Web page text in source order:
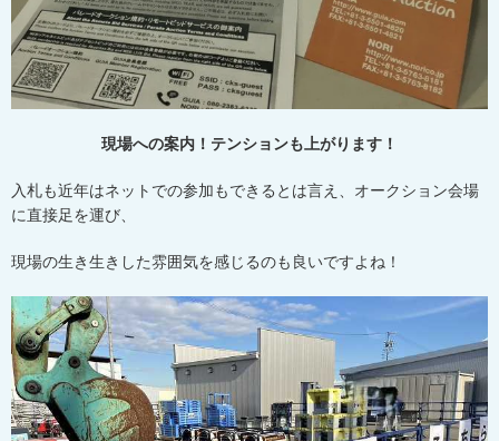
現場への案内！テンションも上がります！
入札も近年はネットでの参加もできるとは言え、オークション会場
に直接足を運び、
現場の生き生きした雰囲気を感じるのも良いですよね！